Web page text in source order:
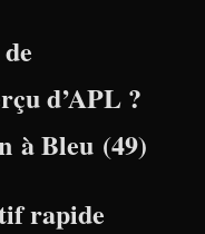
d’APL ?
à Bleu (49)
rapide